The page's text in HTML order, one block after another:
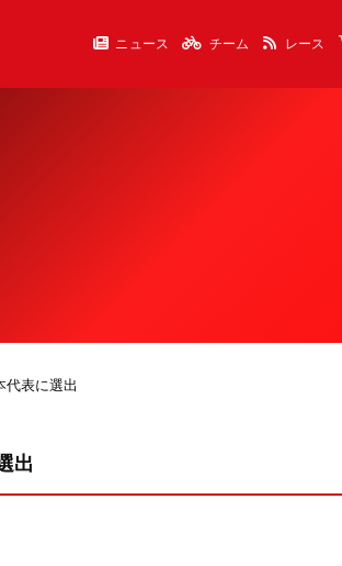
ニュース チーム レース
代表に選出
出